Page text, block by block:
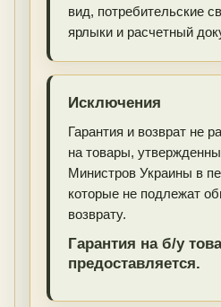
вид, потребительские
ярлыки и расчетный
Исключения
Гарантия и возврат не
на товары,
Министров Украины в
которые не подлежат
возврату.
Гарантия на б/у
предоставляется.